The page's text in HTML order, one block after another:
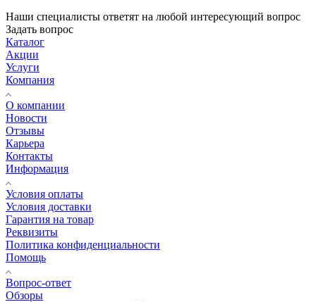
Наши специалисты ответят на любой интересующий вопрос
Задать вопрос
Каталог
Акции
Услуги
Компания
О компании
Новости
Отзывы
Карьера
Контакты
Информация
Условия оплаты
Условия доставки
Гарантия на товар
Реквизиты
Политика конфиденциальности
Помощь
Вопрос-ответ
Обзоры